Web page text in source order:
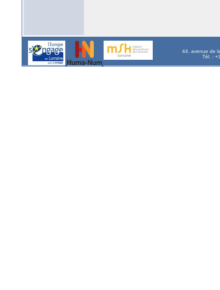
44, avenue de
Tél. :